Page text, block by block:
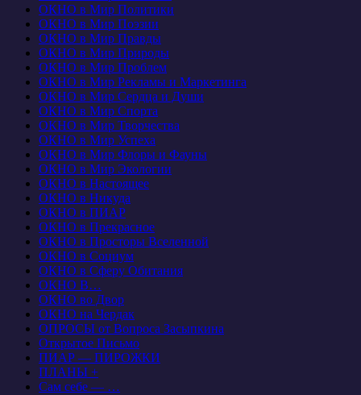
ОКНО в Мир Политики
ОКНО в Мир Поэзии
ОКНО в Мир Правды
ОКНО в Мир Природы
ОКНО в Мир Проблем
ОКНО в Мир Рекламы и Маркетинга
ОКНО в Мир Сердца и Души
ОКНО в Мир Спорта
ОКНО в Мир Творчества
ОКНО в Мир Успеха
ОКНО в Мир Флоры и Фауны
ОКНО в Мир Экологии
ОКНО в Настоящее
ОКНО в Никуда
ОКНО в ПИАР
ОКНО в Прекрасное
ОКНО в Просторы Вселенной
ОКНО в Социум
ОКНО в Сферу Обитания
ОКНО В…
ОКНО во Двор
ОКНО на Чердак
ОПРОСЫ от Вопроса Засыпкина
Открытое Письмо
ПИАР — ПИРОЖКИ
ПЛАНЫ +
Сам себе — …